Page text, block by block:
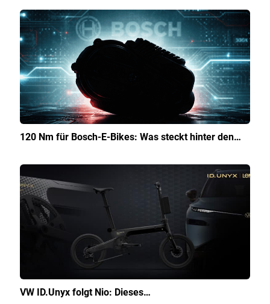
120 Nm für Bosch-E-Bikes: Was steckt hinter den…
VW ID.Unyx folgt Nio: Dieses…